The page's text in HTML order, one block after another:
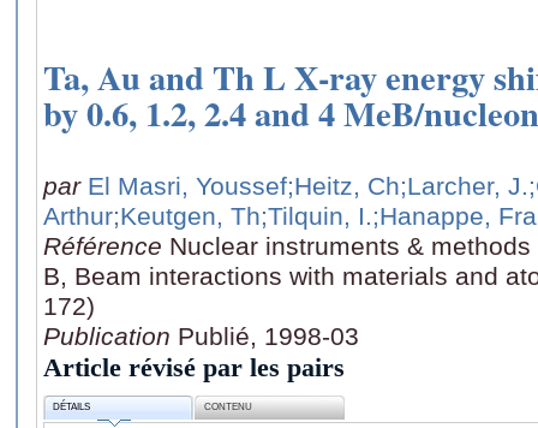
Ta, Au and Th L X-ray energy
by 0.6, 1.2, 2.4 and 4 MeB/
par El Masri, Youssef;Heitz, Ch;Larcher, J.
Arthur;Keutgen, Th;Tilquin, I.;Hanappe,
Référence Nuclear instruments &
B, Beam interactions with materials and
172)
Publication Publié, 1998-03
Article révisé par les pairs
DÉTAILS CONTENU